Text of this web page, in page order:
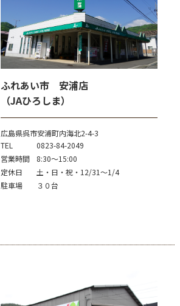
ふれあい市 安浦店
（JAひろしま）
広島県呉市安浦町内海北2-4-3
TEL
0823-84-2049
営業時間
8:30～15:00
定休日
土・日・祝・12/31～1/4
駐車場
３０台